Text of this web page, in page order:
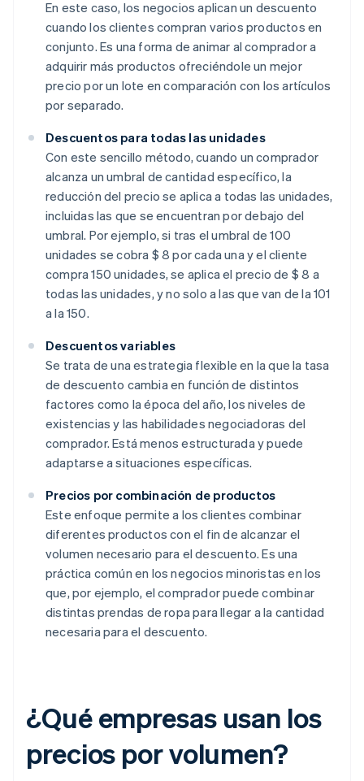
En este caso, los negocios aplican un descuento
cuando los clientes compran varios productos en
conjunto. Es una forma de animar al comprador a
adquirir más productos ofreciéndole un mejor
precio por un lote en comparación con los artículos
por separado.
Descuentos para todas las unidades
Con este sencillo método, cuando un comprador
alcanza un umbral de cantidad específico, la
reducción del precio se aplica a todas las unidades,
incluidas las que se encuentran por debajo del
umbral. Por ejemplo, si tras el umbral de 100
unidades se cobra $ 8 por cada una y el cliente
compra 150 unidades, se aplica el precio de $ 8 a
todas las unidades, y no solo a las que van de la 101
a la 150.
Descuentos variables
Se trata de una estrategia flexible en la que la tasa
de descuento cambia en función de distintos
factores como la época del año, los niveles de
existencias y las habilidades negociadoras del
comprador. Está menos estructurada y puede
adaptarse a situaciones específicas.
Precios por combinación de productos
Este enfoque permite a los clientes combinar
diferentes productos con el fin de alcanzar el
volumen necesario para el descuento. Es una
práctica común en los negocios minoristas en los
que, por ejemplo, el comprador puede combinar
distintas prendas de ropa para llegar a la cantidad
necesaria para el descuento.
¿Qué empresas usan los
precios por volumen?